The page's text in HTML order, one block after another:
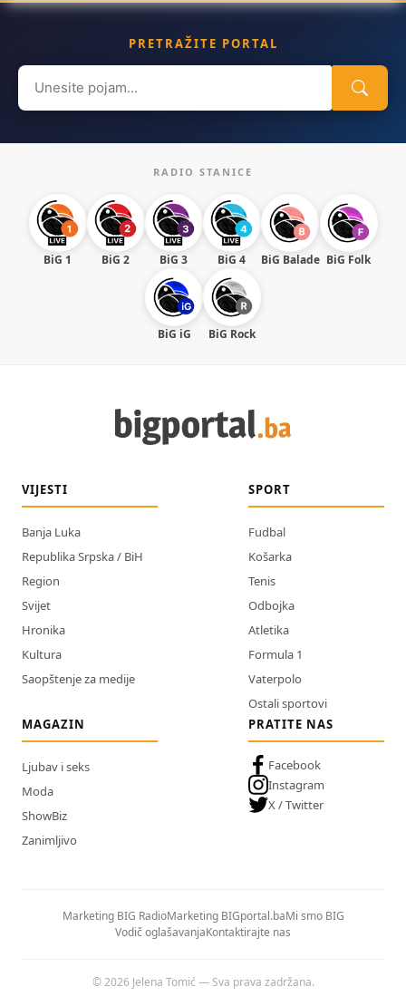
PRETRAŽITE PORTAL
Search
for:
RADIO STANICE
BiG 1 BiG 2 BiG 3 BiG 4 BiG Balade BiG Folk
BiG iG BiG Rock
VIJESTI
Banja Luka
Republika Srpska / BiH
Region
Svijet
Hronika
Kultura
Saopštenje za medije
SPORT
Fudbal
Košarka
Tenis
Odbojka
Atletika
Formula 1
Vaterpolo
Ostali sportovi
MAGAZIN
Ljubav i seks
Moda
ShowBiz
Zanimljivo
PRATITE NAS
Facebook
Instagram
X / Twitter
Marketing BIG RadioMarketing BIGportal.baMi smo BIG
Vodič oglašavanjaKontaktirajte nas
© 2026 Jelena Tomić — Sva prava zadržana.